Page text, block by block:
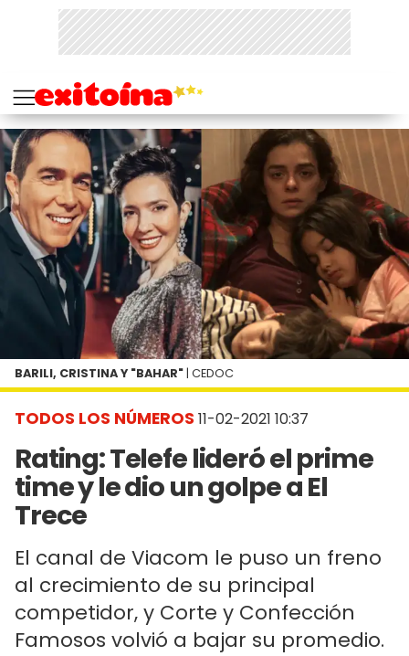
TODOS LOS NÚMEROS 11-02-2021 10:37
Rating: Telefe lideró el prime
time y le dio un golpe a El
Trece
El canal de Viacom le puso un freno
al crecimiento de su principal
competidor, y Corte y Confección
Famosos volvió a bajar su promedio.
BARILI, CRISTINA Y "BAHAR" | CEDOC